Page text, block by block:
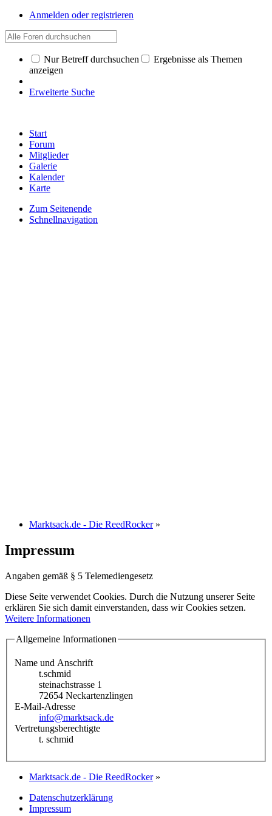
Anmelden oder registrieren
Nur Betreff durchsuchen
Ergebnisse als Themen
anzeigen
Erweiterte Suche
Start
Forum
Mitglieder
Galerie
Kalender
Karte
Zum Seitenende
Schnellnavigation
Marktsack.de - Die ReedRocker »
Impressum
Angaben gemäß § 5 Telemediengesetz
Diese Seite verwendet Cookies. Durch die Nutzung unserer Seite
erklären Sie sich damit einverstanden, dass wir Cookies setzen.
Weitere Informationen
Allgemeine Informationen
Name und Anschrift
t.schmid
steinachstrasse 1
72654 Neckartenzlingen
E-Mail-Adresse
info@marktsack.de
Vertretungsberechtigte
t. schmid
Marktsack.de - Die ReedRocker »
Datenschutzerklärung
Impressum